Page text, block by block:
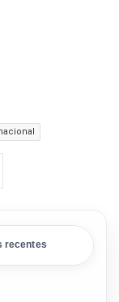
recentes